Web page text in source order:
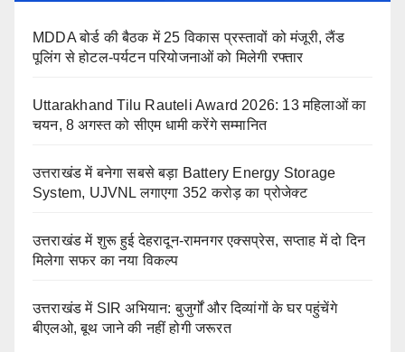
MDDA बोर्ड की बैठक में 25 विकास प्रस्तावों को मंजूरी, लैंड
पूलिंग से होटल-पर्यटन परियोजनाओं को मिलेगी रफ्तार
Uttarakhand Tilu Rauteli Award 2026: 13 महिलाओं का
चयन, 8 अगस्त को सीएम धामी करेंगे सम्मानित
उत्तराखंड में बनेगा सबसे बड़ा Battery Energy Storage
System, UJVNL लगाएगा 352 करोड़ का प्रोजेक्ट
उत्तराखंड में शुरू हुई देहरादून-रामनगर एक्सप्रेस, सप्ताह में दो दिन
मिलेगा सफर का नया विकल्प
उत्तराखंड में SIR अभियान: बुजुर्गों और दिव्यांगों के घर पहुंचेंगे
बीएलओ, बूथ जाने की नहीं होगी जरूरत